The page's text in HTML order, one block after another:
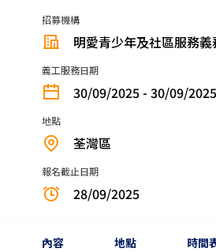
招募機構
明愛青少年及社區服務義
義工服務日期
30/09/2025 - 30/09/2025
地點
荃灣區
報名截止日期
28/09/2025
內容 地點 時間